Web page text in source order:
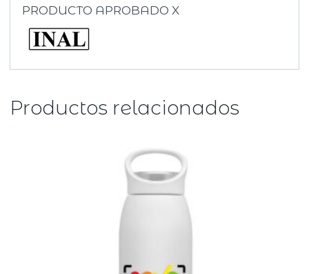
PRODUCTO APROBADO X
Productos relacionados